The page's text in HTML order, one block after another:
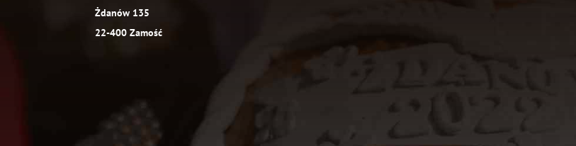
Żdanów 135
22-400 Zamość